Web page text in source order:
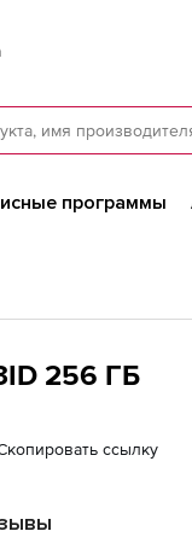
программы
256 ΓБ
ссылку